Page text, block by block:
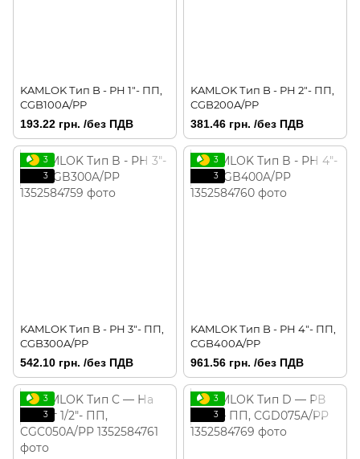
KAMLOK Тип B - РН 1"- ПП,
CGB100A/PP
193.22 грн. /без ПДВ
KAMLOK Тип B - РН 2"- ПП,
CGB200A/PP
381.46 грн. /без ПДВ
3
3
KAMLOK Тип B - РН 3"- ПП,
CGB300A/PP
542.10 грн. /без ПДВ
3
3
KAMLOK Тип B - РН 4"- ПП,
CGB400A/PP
961.56 грн. /без ПДВ
3
3
3
3